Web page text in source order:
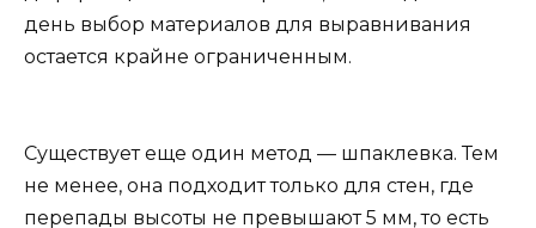
день выбор материалов для выравнивания
остается крайне ограниченным.
Существует еще один метод — шпаклевка. Тем
не менее, она подходит только для стен, где
перепады высоты не превышают 5 мм, то есть